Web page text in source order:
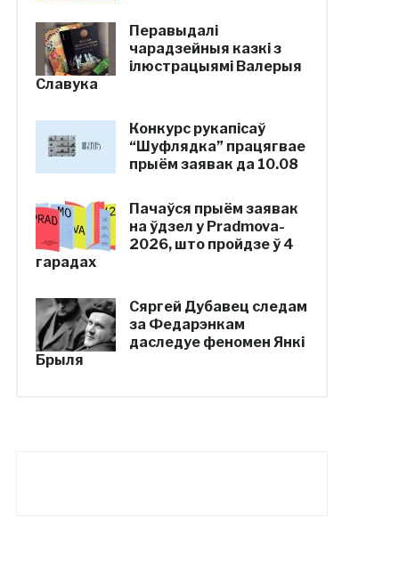
Перавыдалі
чарадзейныя казкі з
ілюстрацыямі Валерыя
Славука
Конкурс рукапісаў
“Шуфлядка” працягвае
прыём заявак да 10.08
Пачаўся прыём заявак
на ўдзел у Pradmova-
2026, што пройдзе ў 4
гарадах
Сяргей Дубавец следам
за Федарэнкам
даследуе феномен Янкі
Брыля